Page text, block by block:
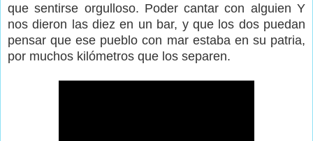
que sentirse orgulloso. Poder cantar con alguien Y
nos dieron las diez en un bar, y que los dos puedan
pensar que ese pueblo con mar estaba en su patria,
por muchos kilómetros que los separen.